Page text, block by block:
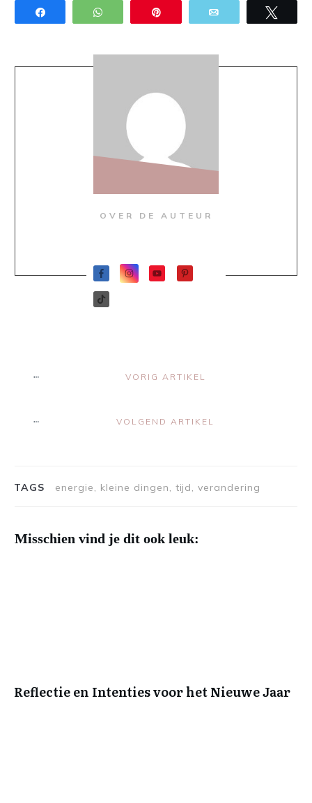
WhatsApp
OVER DE AUTEUR
VORIG ARTIKEL
VOLGEND ARTIKEL
TAGS energie, kleine dingen, tijd, verandering
Misschien vind je dit ook leuk:
Reflectie en Intenties voor het Nieuwe Jaar